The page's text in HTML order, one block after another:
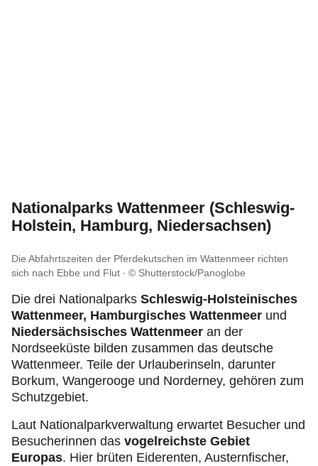
Nationalparks Wattenmeer (Schleswig-
Holstein, Hamburg, Niedersachsen)
Die Abfahrtszeiten der Pferdekutschen im Wattenmeer richten
sich nach Ebbe und Flut
© Shutterstock/Panoglobe
Die drei Nationalparks Schleswig-Holsteinisches
Wattenmeer, Hamburgisches Wattenmeer und
Niedersächsisches Wattenmeer an der
Nordseeküste bilden zusammen das deutsche
Wattenmeer. Teile der Urlauberinseln, darunter
Borkum, Wangerooge und Norderney, gehören zum
Schutzgebiet.
Laut Nationalparkverwaltung erwartet Besucher und
Besucherinnen das vogelreichste Gebiet
Europas. Hier brüten Eiderenten, Austernfischer,